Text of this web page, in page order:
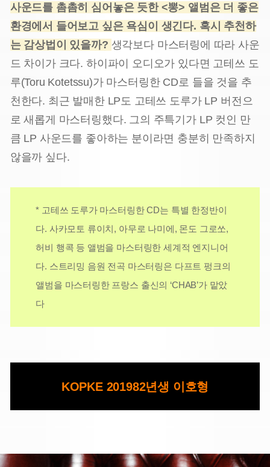
사운드를 촘촘히 심어놓은 듯한 <뽕> 앨범은 더 좋은
환경에서 들어보고 싶은 욕심이 생긴다. 혹시 추천하
는 감상법이 있을까? 생각보다 마스터링에 따라 사운
드 차이가 크다. 하이파이 오디오가 있다면 고테쓰 도
루(Toru Kotetssu)가 마스터링한 CD로 들을 것을 추
천한다. 최근 발매한 LP도 고테쓰 도루가 LP 버전으
로 새롭게 마스터링했다. 그의 주특기가 LP 컷인 만
큼 LP 사운드를 좋아하는 분이라면 충분히 만족하지
않을까 싶다.
* 고테쓰 도루가 마스터링한 CD는 특별 한정반이
다. 사카모토 류이치, 아무로 나미에, 몬도 그로쏘,
허비 행콕 등 앨범을 마스터링한 세계적 엔지니어
다. 스트리밍 음원 전곡 마스터링은 다프트 펑크의
앨범을 마스터링한 프랑스 출신의 ‘CHAB’가 맡았
다
KOPKE 201982년생 이호형